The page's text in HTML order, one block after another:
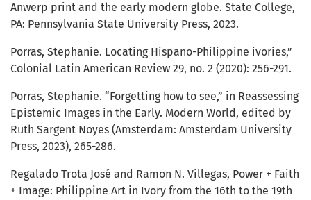
Anwerp print and the early modern globe. State College,
PA: Pennsylvania State University Press, 2023.
Porras, Stephanie. Locating Hispano-Philippine ivories,”
Colonial Latin American Review 29, no. 2 (2020): 256-291.
Porras, Stephanie. “Forgetting how to see,” in Reassessing
Epistemic Images in the Early. Modern World, edited by
Ruth Sargent Noyes (Amsterdam: Amsterdam University
Press, 2023), 265-286.
Regalado Trota José and Ramon N. Villegas, Power + Faith
+ Image: Philippine Art in Ivory from the 16th to the 19th